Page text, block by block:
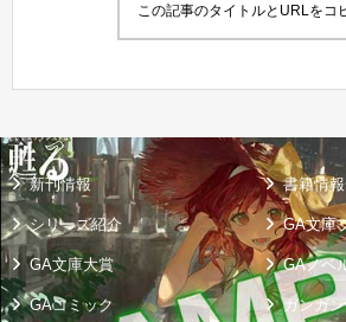
この記事のタイトルとURLをコ
新刊情報 書籍情
シリーズ紹介 GA文庫
GA文庫大賞 GAノベ
GAコミック ガンガ